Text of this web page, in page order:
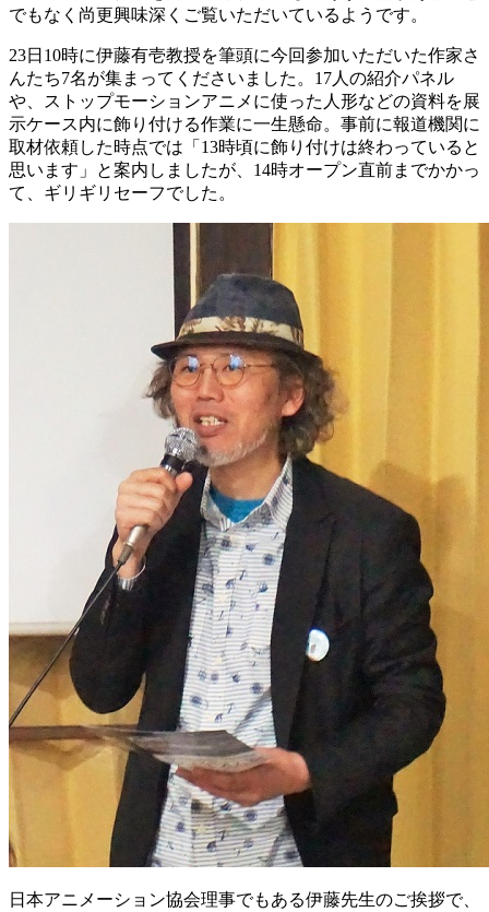
でもなく尚更興味深くご覧いただいているようです。
23日10時に伊藤有壱教授を筆頭に今回参加いただいた作家さ
んたち7名が集まってくださいました。17人の紹介パネル
や、ストップモーションアニメに使った人形などの資料を展
示ケース内に飾り付ける作業に一生懸命。事前に報道機関に
取材依頼した時点では「13時頃に飾り付けは終わっていると
思います」と案内しましたが、14時オープン直前までかかっ
て、ギリギリセーフでした。
日本アニメーション協会理事でもある伊藤先生のご挨拶で、